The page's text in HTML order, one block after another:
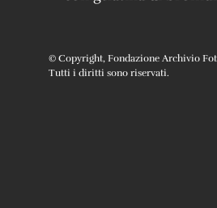
© Copyright, Fondazione Archivio
Tutti i diritti sono riservati.